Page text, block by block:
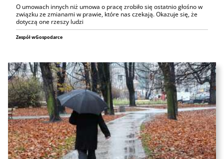
O umowach innych niż umowa o pracę zrobiło się ostatnio głośno w
związku ze zmianami w prawie, które nas czekają. Okazuje się, że
dotyczą one rzeszy ludzi
Zespół wGospodarce